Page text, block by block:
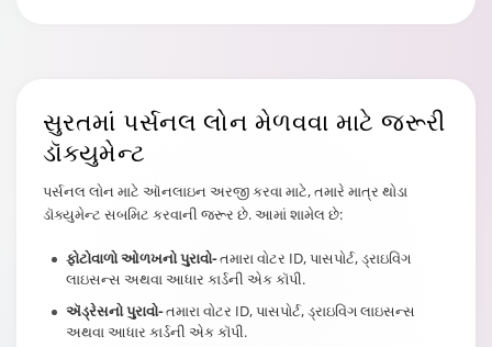
સુરતમાં પર્સનલ લોન મેળવવા માટે જરૂરી
ડૉક્યુમેન્ટ
પર્સનલ લોન માટે ઑનલાઇન અરજી કરવા માટે, તમારે માત્ર થોડા
ડૉક્યુમેન્ટ સબમિટ કરવાની જરૂર છે. આમાં શામેલ છે:
ફોટોવાળો ઓળખનો પુરાવો-તમારા વોટર ID, પાસપોર્ટ, ડ્રાઇવિંગ
લાઇસન્સ અથવા આધાર કાર્ડની એક કૉપી.
ઍડ્રેસનો પુરાવો-તમારા વોટર ID, પાસપોર્ટ, ડ્રાઇવિંગ લાઇસન્સ
અથવા આધાર કાર્ડની એક કૉપી.